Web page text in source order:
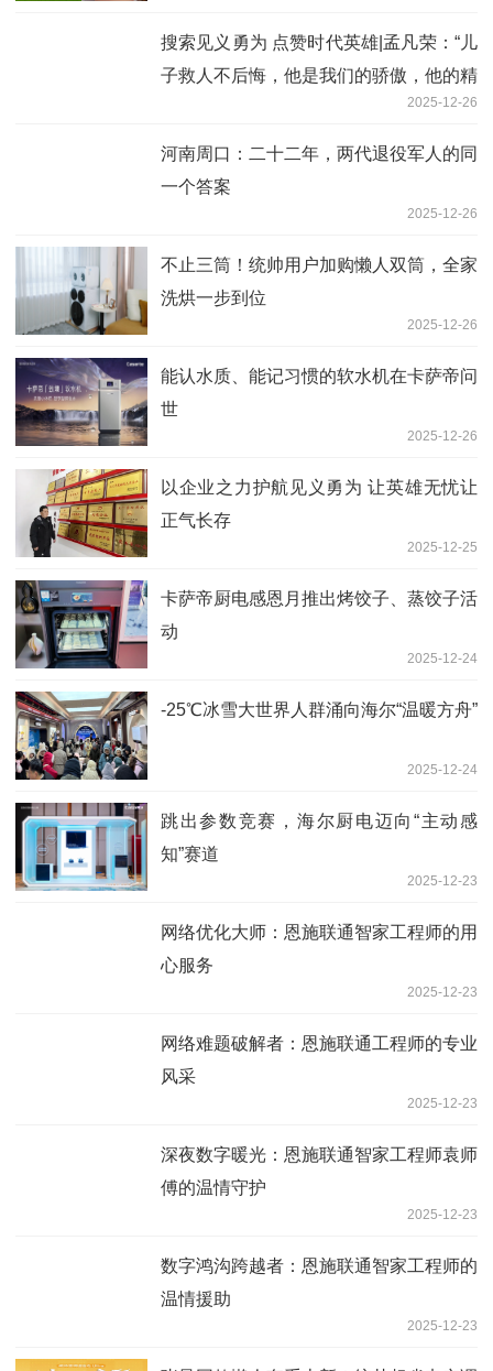
搜索见义勇为 点赞时代英雄|孟凡荣：“儿
子救人不后悔，他是我们的骄傲，他的精
2025-12-26
河南周口：二十二年，两代退役军人的同
一个答案
2025-12-26
不止三筒！统帅用户加购懒人双筒，全家
洗烘一步到位
2025-12-26
能认水质、能记习惯的软水机在卡萨帝问
世
2025-12-26
以企业之力护航见义勇为 让英雄无忧让
正气长存
2025-12-25
卡萨帝厨电感恩月推出烤饺子、蒸饺子活
动
2025-12-24
-25℃冰雪大世界人群涌向海尔“温暖方舟”
2025-12-24
跳出参数竞赛，海尔厨电迈向“主动感
知”赛道
2025-12-23
网络优化大师：恩施联通智家工程师的用
心服务
2025-12-23
网络难题破解者：恩施联通工程师的专业
风采
2025-12-23
深夜数字暖光：恩施联通智家工程师袁师
傅的温情守护
2025-12-23
数字鸿沟跨越者：恩施联通智家工程师的
温情援助
2025-12-23